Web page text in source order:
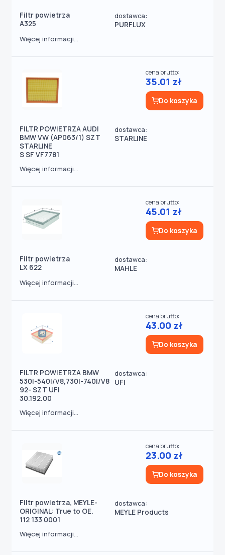
Filtr powietrza
A325
dostawca:
PURFLUX
Więcej informacji...
FILTR POWIETRZA AUDI
BMW VW (AP063/1) SZT
STARLINE
S SF VF7781
dostawca:
STARLINE
cena brutto:
35.01 zł
Do koszyka
Więcej informacji...
Filtr powietrza
LX 622
dostawca:
MAHLE
cena brutto:
45.01 zł
Do koszyka
Więcej informacji...
FILTR POWIETRZA BMW
530I-540I/V8,730I-740I/V8
92- SZT UFI
30.192.00
dostawca:
UFI
cena brutto:
43.00 zł
Do koszyka
Więcej informacji...
Filtr powietrza, MEYLE-
ORIGINAL: True to OE.
112 133 0001
dostawca:
MEYLE Products
cena brutto:
23.00 zł
Do koszyka
Więcej informacji...